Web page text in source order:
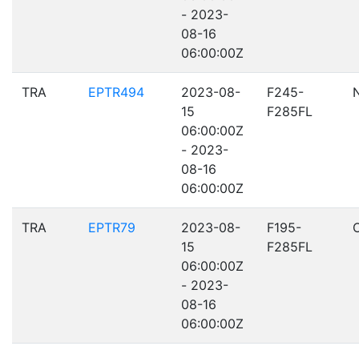
- 2023-
08-16
06:00:00Z
TRA EPTR494
2023-08-
15
06:00:00Z
- 2023-
08-16
06:00:00Z
F245-
F285FL
TRA EPTR79
2023-08-
15
06:00:00Z
- 2023-
08-16
06:00:00Z
F195-
F285FL